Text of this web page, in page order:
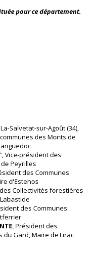
pour ce département.
Salvetat-sur-Agoût (34),
des Monts de
, Vice-président des
Peyrilles
des Communes
d'Estenos
Collectivités forestières
des Communes
, Président des
du Gard, Maire de Lirac